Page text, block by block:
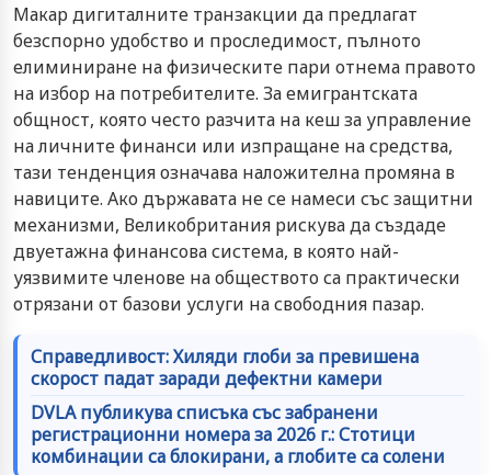
Макар дигиталните транзакции да предлагат
безспорно удобство и проследимост, пълното
елиминиране на физическите пари отнема правото
на избор на потребителите. За емигрантската
общност, която често разчита на кеш за управление
на личните финанси или изпращане на средства,
тази тенденция означава наложителна промяна в
навиците. Ако държавата не се намеси със защитни
механизми, Великобритания рискува да създаде
двуетажна финансова система, в която най-
уязвимите членове на обществото са практически
отрязани от базови услуги на свободния пазар.
Справедливост: Хиляди глоби за превишена
скорост падат заради дефектни камери
DVLA публикува списъка със забранени
регистрационни номера за 2026 г.: Стотици
комбинации са блокирани, а глобите са солени